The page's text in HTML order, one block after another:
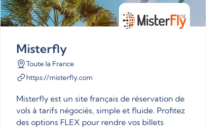
Misterfly
Toute la France
https://misterfly.com
Misterfly est un site français de réservation de
vols à tarifs négociés, simple et fluide. Profitez
des options FLEX pour rendre vos billets